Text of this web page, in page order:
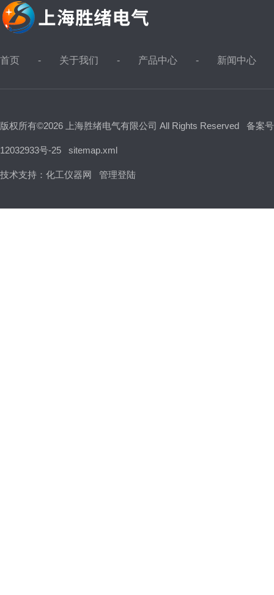
首页 关于我们 产品中心 新闻中心
版权所有©2026 上海胜绪电气有限公司 All Rights Reserved 备案
12032933号-25 sitemap.xml
技术支持： 化工仪器网 管理登陆